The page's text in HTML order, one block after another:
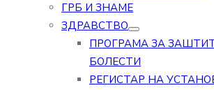
ГРБ И ЗНАМЕ
ЗДРАВСТВО
ПРОГРАМА ЗА
БОЛЕСТИ
РЕГИСТАР НА